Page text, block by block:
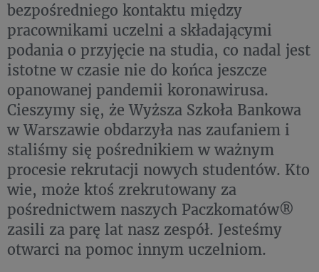
bezpośredniego kontaktu między
pracownikami uczelni a składającymi
podania o przyjęcie na studia, co nadal jest
istotne w czasie nie do końca jeszcze
opanowanej pandemii koronawirusa.
Cieszymy się, że Wyższa Szkoła Bankowa
w Warszawie obdarzyła nas zaufaniem i
staliśmy się pośrednikiem w ważnym
procesie rekrutacji nowych studentów. Kto
wie, może ktoś zrekrutowany za
pośrednictwem naszych Paczkomatów®
zasili za parę lat nasz zespół. Jesteśmy
otwarci na pomoc innym uczelniom.